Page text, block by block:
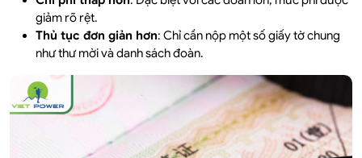
giảm rõ rệt.
Thủ tục đơn giản hơn: Chỉ cần nộp một số giấy tờ chung
như thư mời và danh sách đoàn.